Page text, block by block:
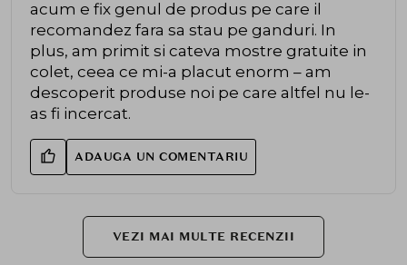
acum e fix genul de produs pe care il
recomandez fara sa stau pe ganduri. In
plus, am primit si cateva mostre gratuite in
colet, ceea ce mi-a placut enorm – am
descoperit produse noi pe care altfel nu le-
as fi incercat.
ADAUGA UN COMENTARIU
VEZI MAI MULTE RECENZII